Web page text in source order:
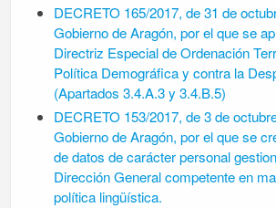
DECRETO 165/2017, de 31 de
Gobierno de Aragón, por el que se
Directriz Especial de Ordenación
Política Demográfica y contra la
(Apartados 3.4.A.3 y 3.4.B.5)
DECRETO 153/2017, de 3 de
Gobierno de Aragón, por el que se
de datos de carácter personal
Dirección General competente en
política lingüística.